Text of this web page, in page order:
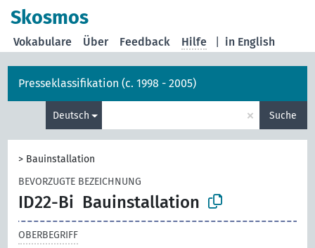
Skosmos
in English
Vokabulare Über Feedback Hilfe
Presseklassifikation (c. 1998 - 2005)
Deutsch × Suche
> Bauinstallation
BEVORZUGTE BEZEICHNUNG
ID22-Bi Bauinstallation
OBERBEGRIFF